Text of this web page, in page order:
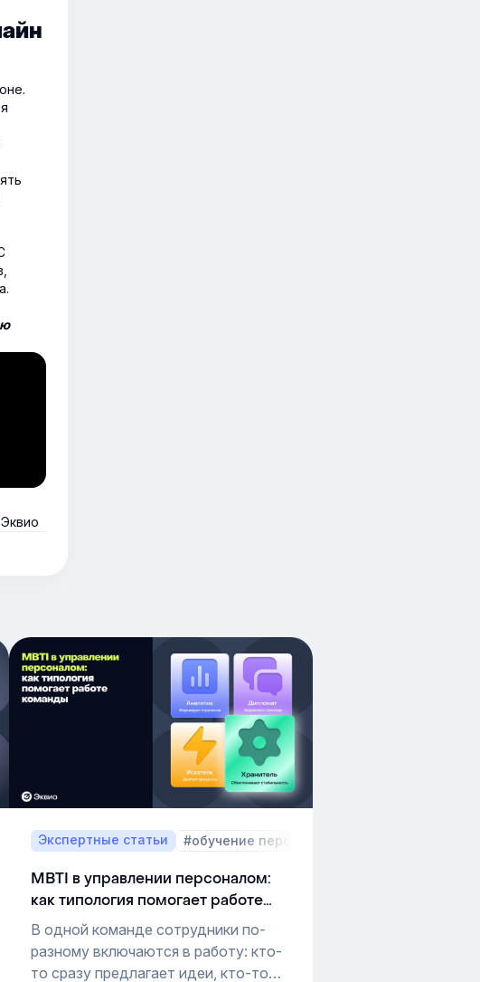
#Пошаговое руководство
Экспертные статьи #обучение персонала
MBTI в управлении персоналом:
как типология помогает работе
команды
В одной команде сотрудники по-
разному включаются в работу: кто-
то сразу предлагает идеи, кто-то